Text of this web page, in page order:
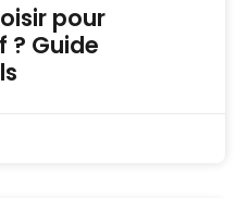
pour
? Guide